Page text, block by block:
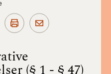
(§ 1 - § 47)